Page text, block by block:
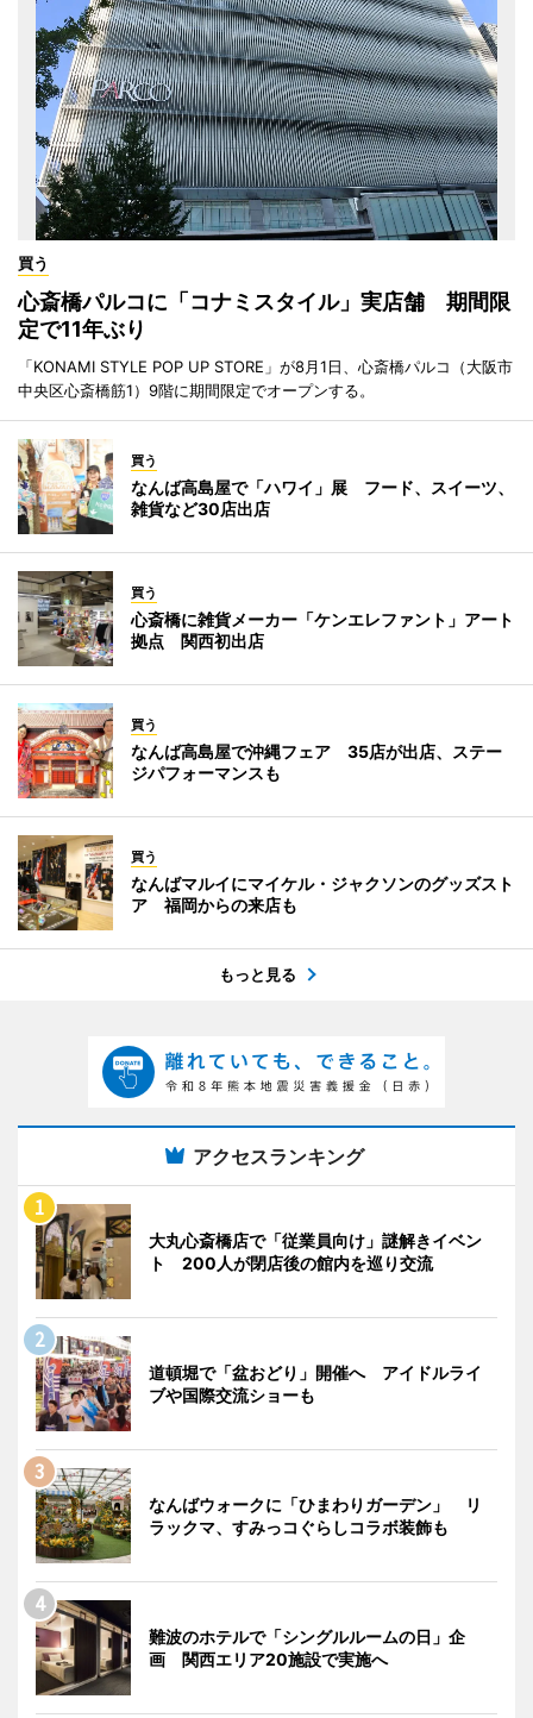
買う
心斎橋パルコに「コナミスタイル」実店舗 期間限
定で11年ぶり
「KONAMI STYLE POP UP STORE」が8月1日、心斎橋パルコ（大阪市
中央区心斎橋筋1）9階に期間限定でオープンする。
買う
なんば高島屋で「ハワイ」展 フード、スイーツ、
雑貨など30店出店
買う
心斎橋に雑貨メーカー「ケンエレファント」アート
拠点 関西初出店
買う
なんば高島屋で沖縄フェア 35店が出店、ステー
ジパフォーマンスも
買う
なんばマルイにマイケル・ジャクソンのグッズスト
ア 福岡からの来店も
もっと見る
アクセスランキング
大丸心斎橋店で「従業員向け」謎解きイベン
ト 200人が閉店後の館内を巡り交流
道頓堀で「盆おどり」開催へ アイドルライ
ブや国際交流ショーも
なんばウォークに「ひまわりガーデン」 リ
ラックマ、すみっコぐらしコラボ装飾も
難波のホテルで「シングルルームの日」企
画 関西エリア20施設で実施へ